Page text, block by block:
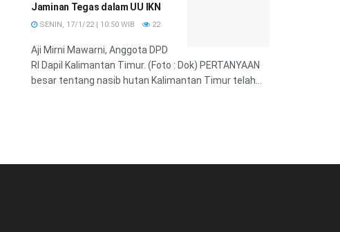
Jaminan Tegas dalam UU IKN
SENIN, 17/1/22 | 10:50 WIB 22
Aji Mirni Mawarni, Anggota DPD
RI Dapil Kalimantan Timur. (Foto : Dok) PERTANYAAN
besar tentang nasib hutan Kalimantan Timur telah...